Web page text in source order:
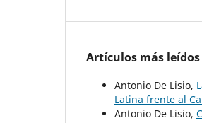
Artículos más
Antonio De Lisio,
Latina frente al
Antonio De Lisio,